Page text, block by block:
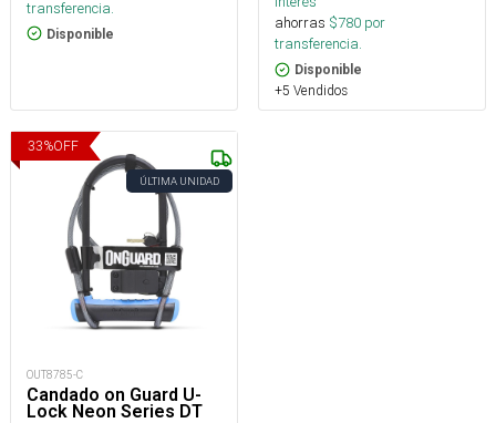
transferencia.
Disponible
ahorras $780 por
transferencia.
Disponible
+5 Vendidos
33%OFF
ÚLTIMA UNIDAD
OUT8785-C
Candado on Guard U-
Lock Neon Series DT